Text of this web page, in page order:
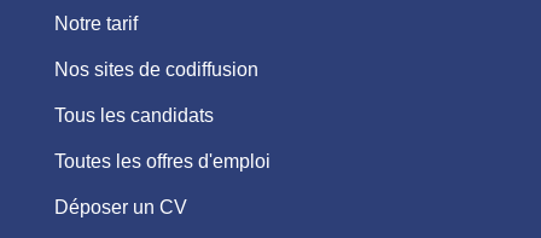
Notre tarif
Nos sites de codiffusion
Tous les candidats
Toutes les offres d'emploi
Déposer un CV